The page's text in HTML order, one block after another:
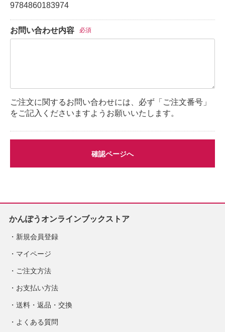
9784860183974
お問い合わせ内容 必須
ご注文に関するお問い合わせには、必ず「ご注文番号」
をご記入くださいますようお願いいたします。
確認ページへ
かんぽうオンラインブックストア
新規会員登録
マイページ
ご注文方法
お支払い方法
送料・返品・交換
よくある質問